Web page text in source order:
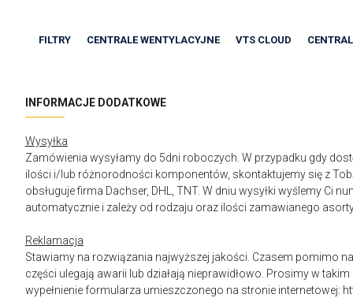
FILTRY CENTRALE WENTYLACYJNE VTS CLOUD
INFORMACJE DODATKOWE
Wysyłka
Zamówienia wysyłamy do 5dni roboczych. W przypadku gdy
ilości i/lub różnorodności komponentów, skontaktujemy się z
obsługuje firma Dachser, DHL, TNT. W dniu wysyłki wyślemy Ci
automatycznie i zależy od rodzaju oraz ilości zamawianego
Reklamacja
Stawiamy na rozwiązania najwyższej jakości. Czasem pomimo
części ulegają awarii lub działają nieprawidłowo. Prosimy w
wypełnienie formularza umieszczonego na stronie internetowej: